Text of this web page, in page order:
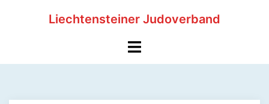
Liechtensteiner Judoverband
Menü